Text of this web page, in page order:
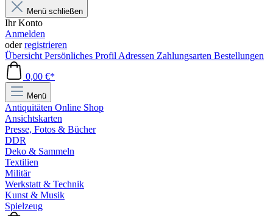
Menü schließen
Ihr Konto
Anmelden
oderregistrieren
Übersicht Persönliches Profil Adressen Zahlungsarten Bestellungen
0,00 €*
Menü
Antiquitäten Online Shop
Ansichtskarten
Presse, Fotos & Bücher
DDR
Deko & Sammeln
Textilien
Militär
Werkstatt & Technik
Kunst & Musik
Spielzeug